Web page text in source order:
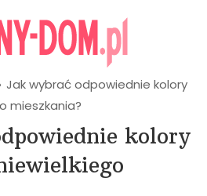
Jak wybrać odpowiednie kolory
mieszkania?
kolory